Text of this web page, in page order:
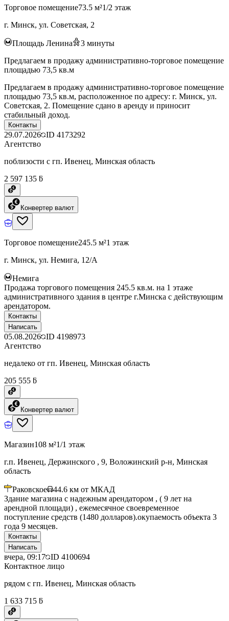
Торговое помещение73.5 м²1/2 этаж
г. Минск, ул. Советская, 2
Площадь Ленина 3 минуты
Предлагаем в продажу административно-торговое помещение
площадью 73,5 кв.м
Предлагаем в продажу административно-торговое помещение
площадью 73,5 кв.м, расположенное по адресу: г. Минск, ул.
Советская, 2. Помещение сдано в аренду и приносит
стабильный доход.
Контакты
29.07.2026 ID 4173292
Агентство
поблизости с гп. Ивенец, Минская область
2 597 135 ƃ
Конвертер валют
Торговое помещение245.5 м²1 этаж
г. Минск, ул. Немига, 12/А
Немига
Продажа торгового помещения 245.5 кв.м. на 1 этаже
административного здания в центре г.Минска с действующим
арендатором.
Контакты
Написать
05.08.2026 ID 4198973
Агентство
недалеко от гп. Ивенец, Минская область
205 555 ƃ
Конвертер валют
Магазин108 м²1/1 этаж
г.п. Ивенец, Держинского , 9, Воложинский р-н, Минская
область
Раковское 44.6 км от МКАД
Здание магазина с надежным арендатором , ( 9 лет на
арендной площади) , ежемесячное своевременное
поступление средств (1480 долларов).окупаемость объекта 3
года 9 месяцев.
Контакты
Написать
вчера, 09:17 ID 4100694
Контактное лицо
рядом с гп. Ивенец, Минская область
1 633 715 ƃ